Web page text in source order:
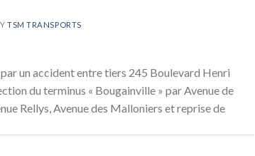
TSM TRANSPORTS
un accident entre tiers 245 Boulevard Henri
du terminus « Bougainville » par Avenue de
Rellys, Avenue des Malloniers et reprise de